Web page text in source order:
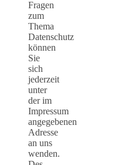
Fragen
zum
Thema
Datenschutz
können
Sie
sich
jederzeit
unter
der im
Impressum
angegebenen
Adresse
an uns
wenden.